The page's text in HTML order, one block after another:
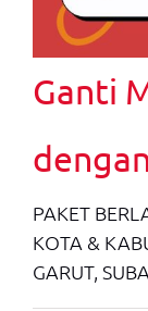
Ganti
PAKET
KOTA &
GARUT,